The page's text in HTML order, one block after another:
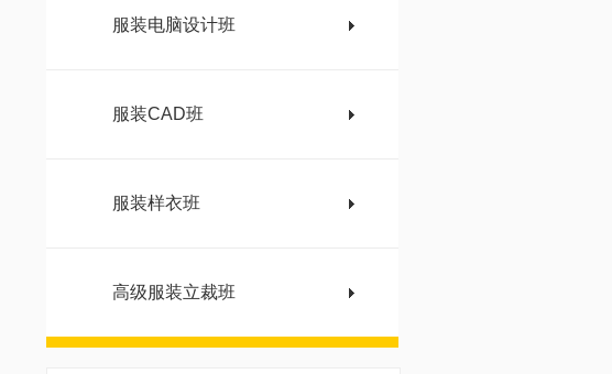
服装电脑设计班
服装CAD班
服装样衣班
高级服装立裁班